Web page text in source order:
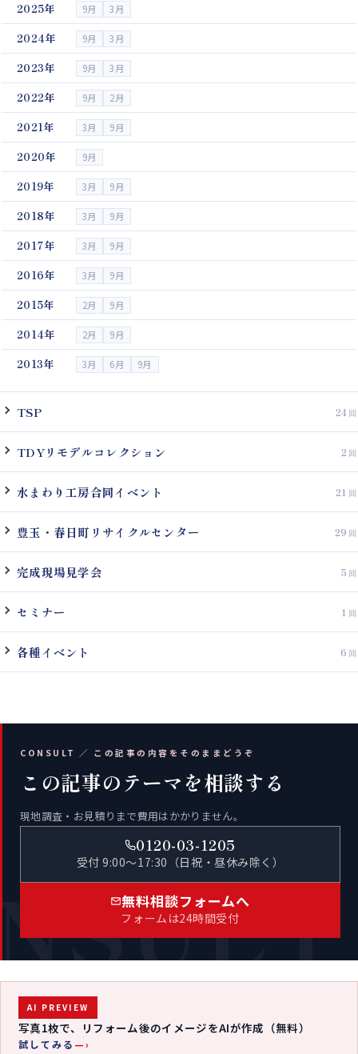
2025年 9月 3月
2024年 9月 3月
2023年 9月 3月
2022年 9月 2月
2021年 3月 9月
2020年 9月
2019年 3月 9月
2018年 3月 9月
2017年 3月 9月
2016年 3月 9月
2015年 2月 9月
2014年 2月 9月
2013年 3月 6月 9月
TSP 24
TDYリモデルコレクション 2
水まわり工房合同イベント 21
豊玉・春日町リサイクルセンター 29
完成現場見学会 5
セミナー 1
各種イベント 6
CONSULT ／ この記事の内容をそのままどうぞ
この記事のテーマを相談する
現地調査・お見積りまで費用はかかりません。
0120-03-1205
受付 9:00〜17:30（日祝・昼休み除く）
無料相談フォームへ
フォームは24時間受付
AI PREVIEW
写真1枚で、リフォーム後のイメージをAIが作成（無料）
試してみる —›